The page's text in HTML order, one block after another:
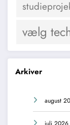
vælg
Arkiver
august